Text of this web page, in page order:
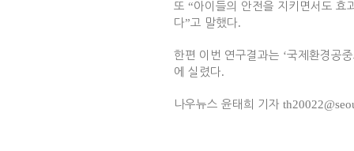
또 “아이들의 안전을 지키면서도 효
다” 고 말했다.
한편 이번 연구결과는 ‘국제환경공
에 실렸다.
나우뉴스 윤태희 기자